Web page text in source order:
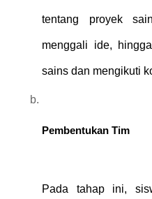
tentang proyek
menggali ide,
sains dan mengikuti
Pembentukan Tim
Pada tahap ini,